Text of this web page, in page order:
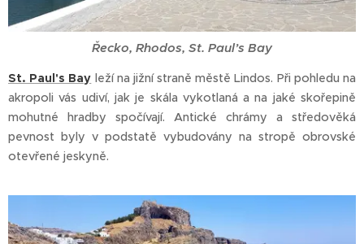
Řecko, Rhodos, St. Paul’s Bay
St. Paul's Bay leží na jižní straně městě Lindos. Při pohledu na
akropoli vás udiví, jak je skála vykotlaná a na jaké skořepině
mohutné hradby spočívají. Antické chrámy a středověká
pevnost byly v podstatě vybudovány na stropě obrovské
otevřené jeskyně.